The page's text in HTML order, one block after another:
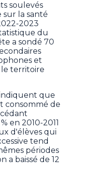
soulevés
la santé
2023
du
a sondé 70
et
le territoire
que
consommé de
en 2010-2011
d'élèves qui
tend
périodes
a baissé de 12